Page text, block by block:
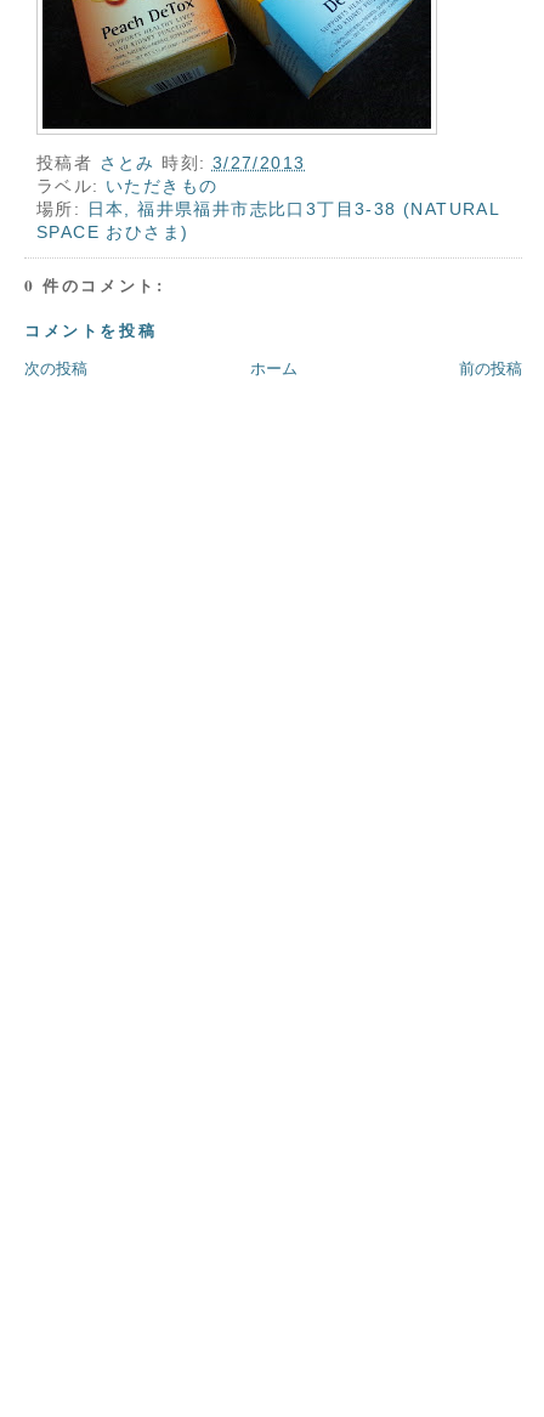
投稿者 さとみ 時刻: 3/27/2013
ラベル: いただきもの
場所:
日本, 福井県福井市志比口3丁目3-38 (NATURAL
SPACE おひさま)
0 件のコメント:
コメントを投稿
次の投稿 前の投稿
ホーム